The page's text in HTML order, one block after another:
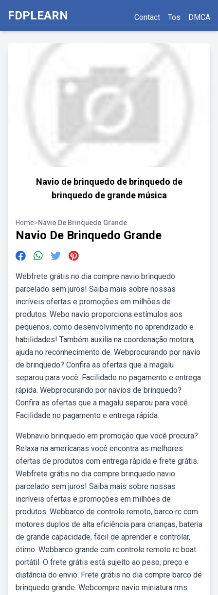
FDPLEARN Contact Tos DMCA
Navio de brinquedo de brinquedo de
brinquedo de grande música
Home>Navio De Brinquedo Grande
Navio De Brinquedo Grande
Webfrete grátis no dia compre navio brinquedo
parcelado sem juros! Saiba mais sobre nossas
incríveis ofertas e promoções em milhões de
produtos. Webo navio proporciona estímulos aos
pequenos, como desenvolvimento no aprendizado e
habilidades! Também auxilia na coordenação motora,
ajuda no reconhecimento de. Webprocurando por navio
de brinquedo? Confira as ofertas que a magalu
separou para você. Facilidade no pagamento e entrega
rápida. Webprocurando por navios de brinquedo?
Confira as ofertas que a magalu separou para você.
Facilidade no pagamento e entrega rápida.
Webnavio brinquedo em promoção que você procura?
Relaxa na americanas você encontra as melhores
ofertas de produtos com entrega rápida e frete grátis.
Webfrete grátis no dia compre brinquedo navio
parcelado sem juros! Saiba mais sobre nossas
incríveis ofertas e promoções em milhões de
produtos. Webbarco de controle remoto, barco rc com
motores duplos de alta eficiência para crianças, bateria
de grande capacidade, fácil de aprender e controlar,
ótimo. Webbarco grande com controle remoto rc boat
portátil. O frete grátis está sujeito ao peso, preço e
distância do envio. Frete grátis no dia compre barco de
brinquedo grande. Webcompre navio miniatura rms